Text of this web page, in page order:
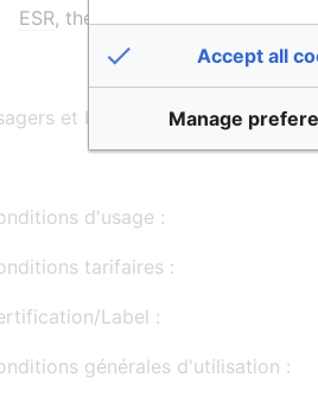
ESR, thématique, national,
et bénéficiaires :
d'usage :
tarifaires :
Label :
générales d'utilisation :
Accept all
Manage